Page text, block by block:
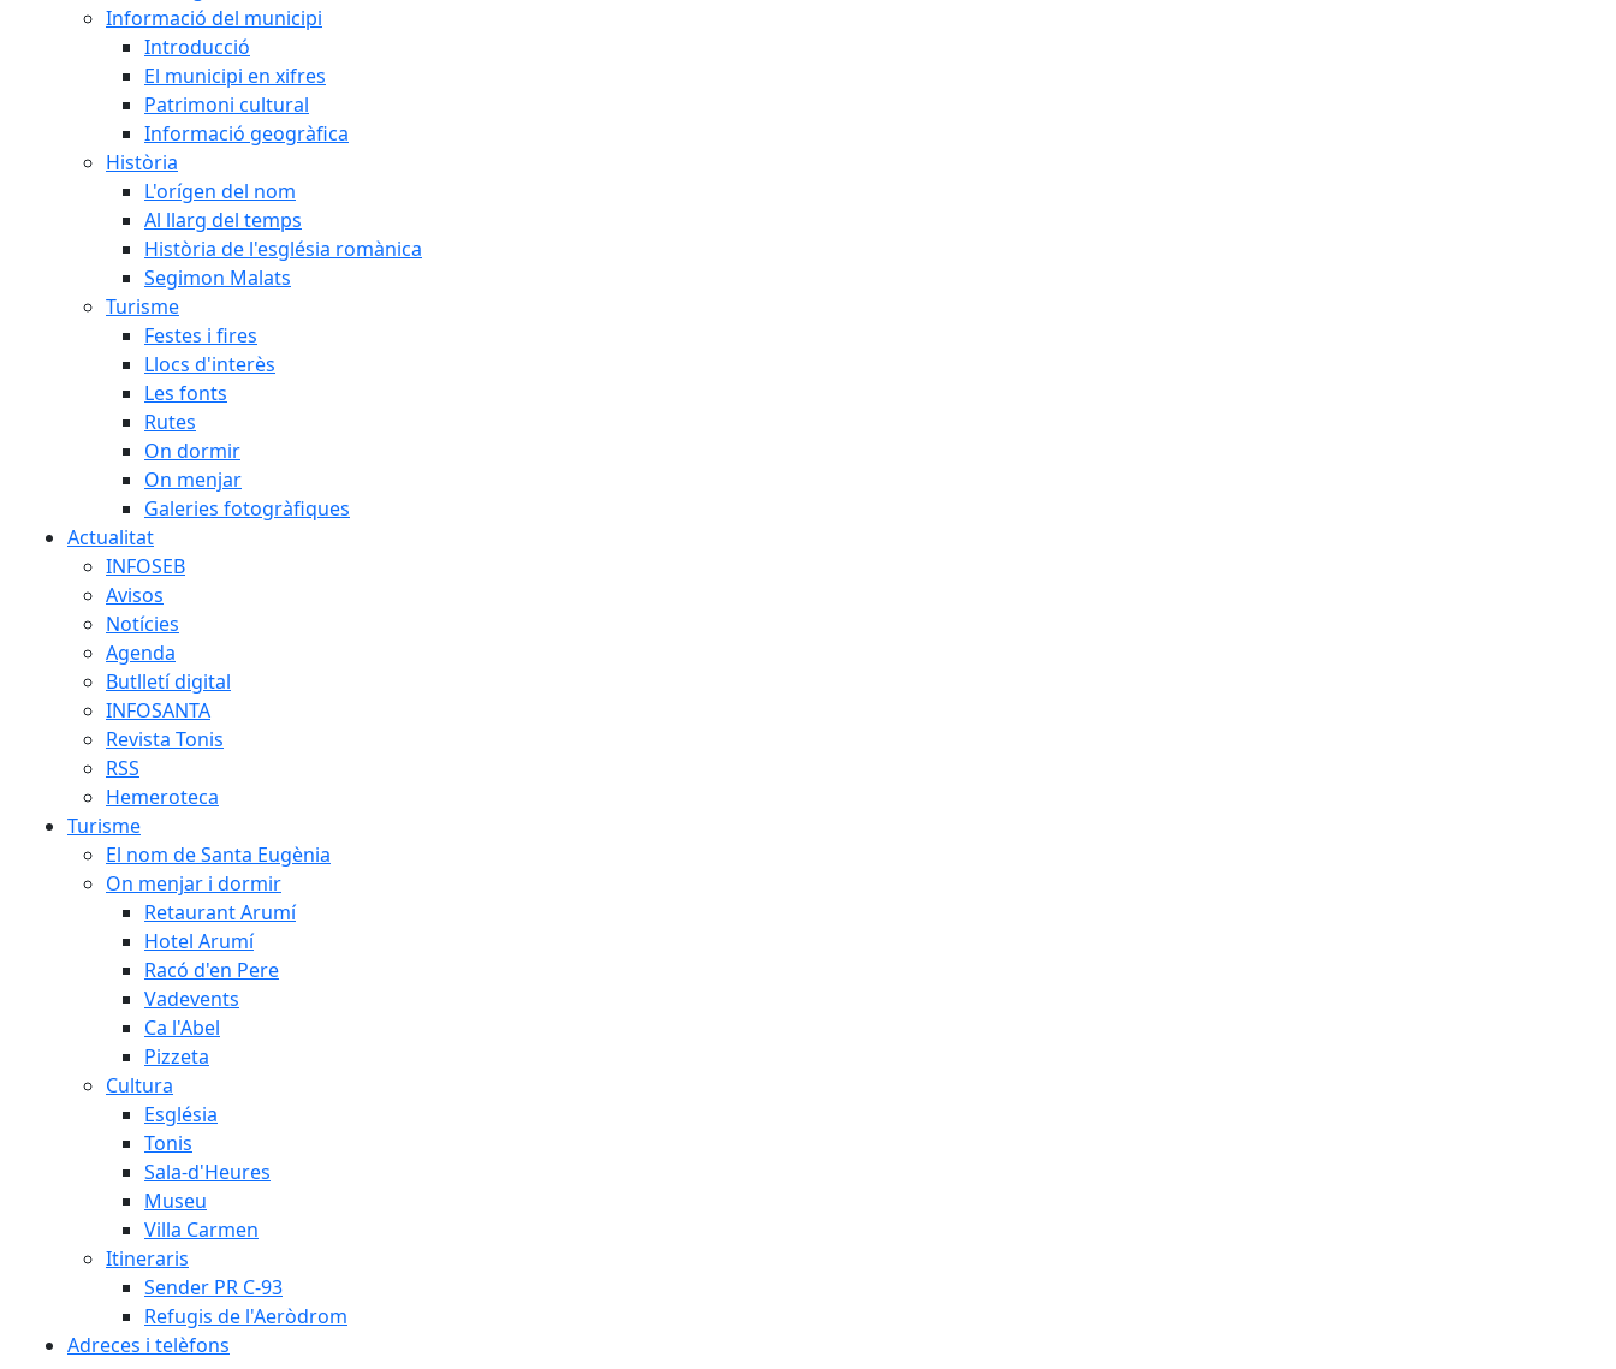
Informació del municipi
Introducció
El municipi en xifres
Patrimoni cultural
Informació geogràfica
Història
L'orígen del nom
Al llarg del temps
Història de l'església romànica
Segimon Malats
Turisme
Festes i fires
Llocs d'interès
Les fonts
Rutes
On dormir
On menjar
Galeries fotogràfiques
Actualitat
INFOSEB
Avisos
Notícies
Agenda
Butlletí digital
INFOSANTA
Revista Tonis
RSS
Hemeroteca
Turisme
El nom de Santa Eugènia
On menjar i dormir
Retaurant Arumí
Hotel Arumí
Racó d'en Pere
Vadevents
Ca l'Abel
Pizzeta
Cultura
Església
Tonis
Sala-d'Heures
Museu
Villa Carmen
Itineraris
Sender PR C-93
Refugis de l'Aeròdrom
Adreces i telèfons